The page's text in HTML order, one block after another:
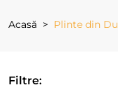
Acasă Plinte din
Filtre: